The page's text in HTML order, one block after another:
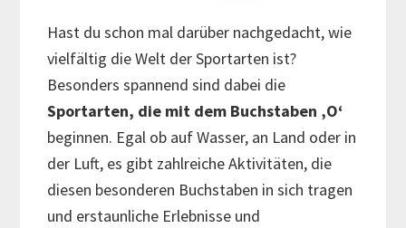
Hast du schon mal darüber nachgedacht, wie
vielfältig die Welt der Sportarten ist?
Besonders spannend sind dabei die
Sportarten, die mit dem Buchstaben ‚O‘
beginnen. Egal ob auf Wasser, an Land oder in
der Luft, es gibt zahlreiche Aktivitäten, die
diesen besonderen Buchstaben in sich tragen
und erstaunliche Erlebnisse und